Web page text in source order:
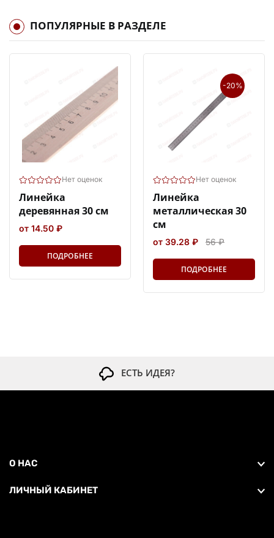
ПОПУЛЯРНЫЕ В РАЗДЕЛЕ
Нет оценок
Линейка
деревянная 30 см
от 14.50 ₽
ПОДРОБНЕЕ
-20%
Нет оценок
Линейка
металлическая 30
см
от 39.28 ₽ 56 ₽
ПОДРОБНЕЕ
ЕСТЬ ИДЕЯ?
О НАС
ЛИЧНЫЙ КАБИНЕТ